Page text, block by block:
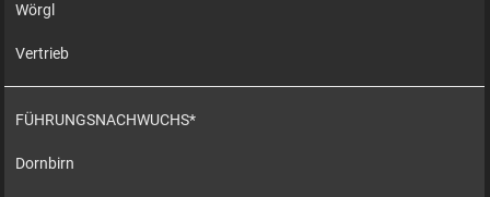
Wörgl
Vertrieb
FÜHRUNGSNACHWUCHS*
Dornbirn